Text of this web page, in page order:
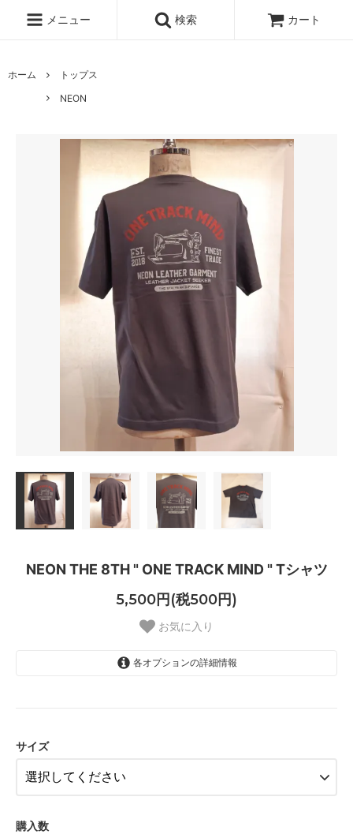
メニュー 検索 カート
ホーム
トップス
NEON
NEON THE 8TH " ONE TRACK MIND " Tシャツ
5,500円(税500円)
お気に入り
各オプションの詳細情報
サイズ
購入数